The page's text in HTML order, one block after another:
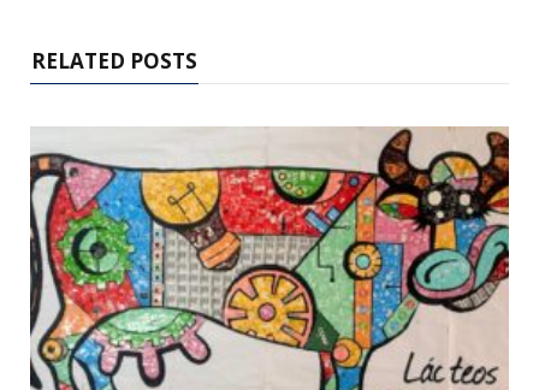
RELATED POSTS